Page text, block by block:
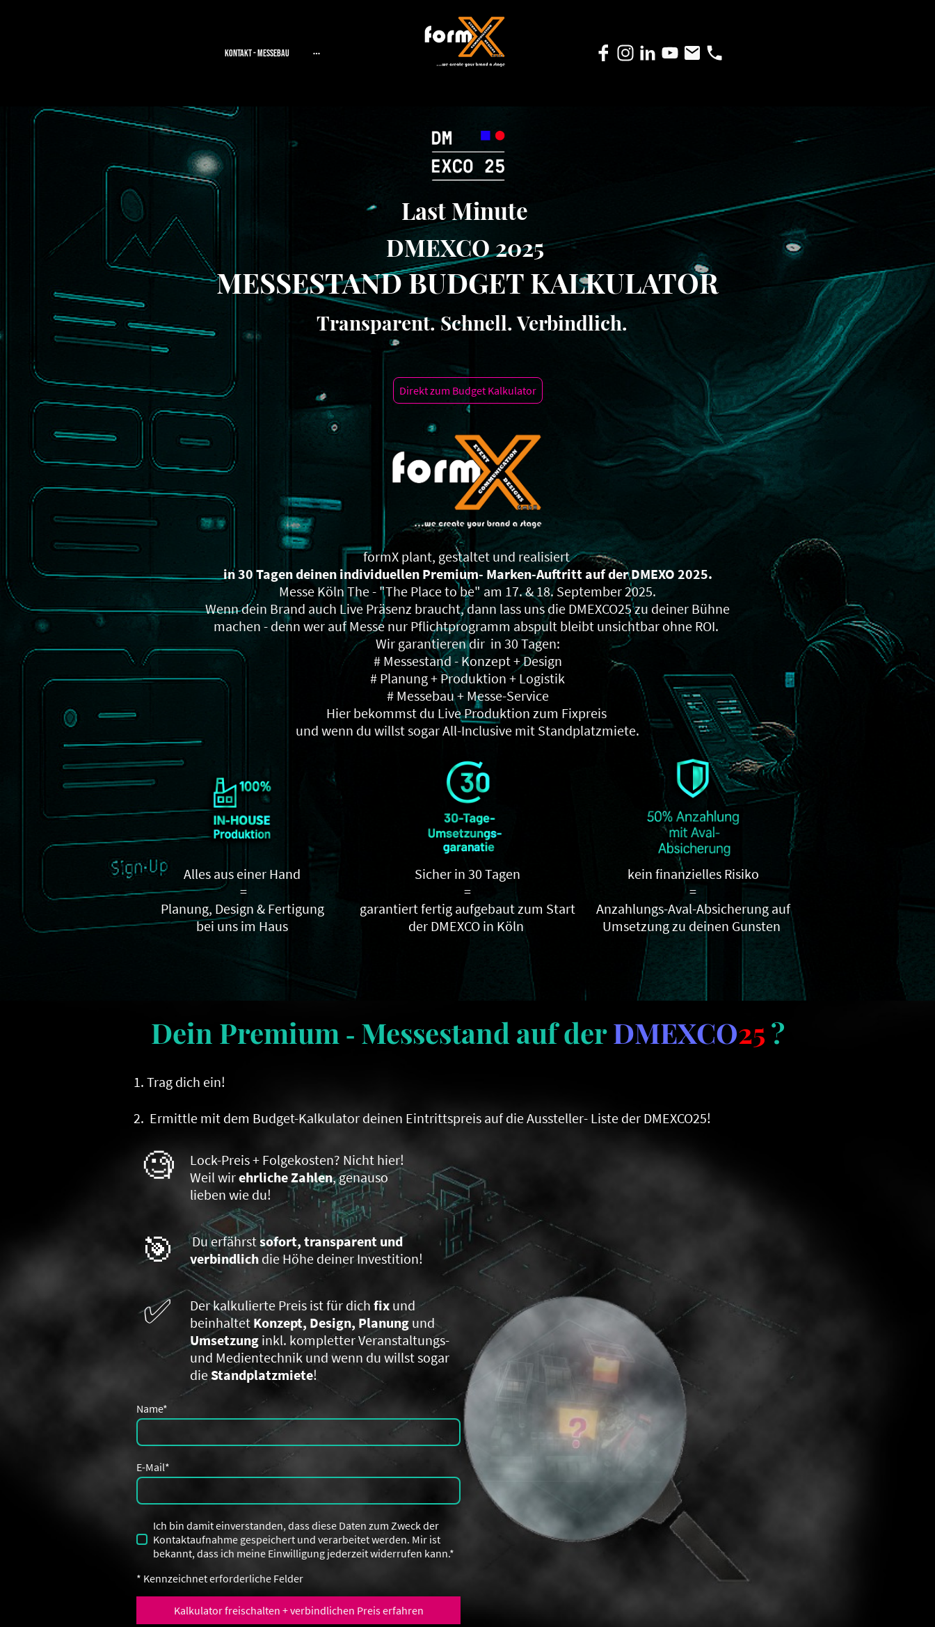
Kontakt - Messebau
Direkt zum Budget Kalkulator
Last Minute
DMEXCO 2025
MESSESTAND BUDGET KALKULATOR
Transparent. Schnell. Verbindlich.
formX plant, gestaltet und realisiert
in 30 Tagen deinen individuellen Premium- Marken-Auftritt auf der DMEXO 2025.
Messe Köln The - "The Place to be" am 17. & 18. September 2025.
Wenn dein Brand auch Live Präsenz braucht, dann lass uns die DMEXCO25 zu deiner Bühne
machen - denn wer auf Messe nur Pflichtprogramm abspult bleibt unsichtbar ohne ROI.
Wir garantieren dir in 30 Tagen:
# Messestand - Konzept + Design
# Planung + Produktion + Logistik
# Messebau + Messe-Service
Hier bekommst du Live Produktion zum Fixpreis
und wenn du willst sogar All-Inclusive mit Standplatzmiete.
Alles aus einer Hand
=
Planung, Design & Fertigung
bei uns im Haus
Sicher in 30 Tagen
=
garantiert fertig aufgebaut zum Start
der DMEXCO in Köln
kein finanzielles Risiko
=
Anzahlungs-Aval-Absicherung auf
Umsetzung zu deinen Gunsten
Dein Premium ‑ Messestand auf derDMEXCO25?
1. Trag dich ein!
2. Ermittle mit dem Budget-Kalkulator deinen Eintrittspreis auf die Aussteller- Liste der DMEXCO25!
🧐
Lock-Preis + Folgekosten? Nicht hier!
Weil wirehrliche Zahlen, genauso
lieben wie du!
🎯 Du erfährstsofort, transparent und
verbindlich die Höhe deiner Investition!
✅ Der kalkulierte Preis ist für dich fix und
beinhaltet Konzept, Design, Planung und
Umsetzung inkl. kompletter Veranstaltungs-
und Medientechnik und wenn du willst sogar
dieStandplatzmiete!
Name*
E-Mail*
Ich bin damit einverstanden, dass diese Daten zum Zweck der
Kontaktaufnahme gespeichert und verarbeitet werden. Mir ist
bekannt, dass ich meine Einwilligung jederzeit widerrufen kann.*
* Kennzeichnet erforderliche Felder
Kalkulator freischalten + verbindlichen Preis erfahren